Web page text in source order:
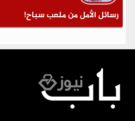
رسائل الأمل من ملعب سباح!